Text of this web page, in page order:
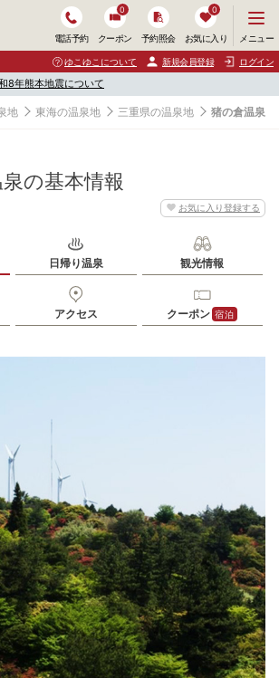
電話予約 クーポン
0
予約照会 お気に入り
0
ニ
ュ
ー
開
く
メニュー
ゆこゆこについて 新規会員登録 ログイン
8年熊本地震について
地 東海の温泉地 三重県の温泉地 猪の倉温泉
の基本情報
お気に入り登録する
日帰り温泉 観光情報
アクセス クーポン 宿泊